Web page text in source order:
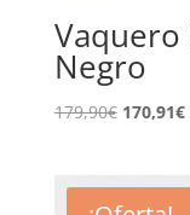
Vaquero
Negro
179,90€ El
era:
170,91€El